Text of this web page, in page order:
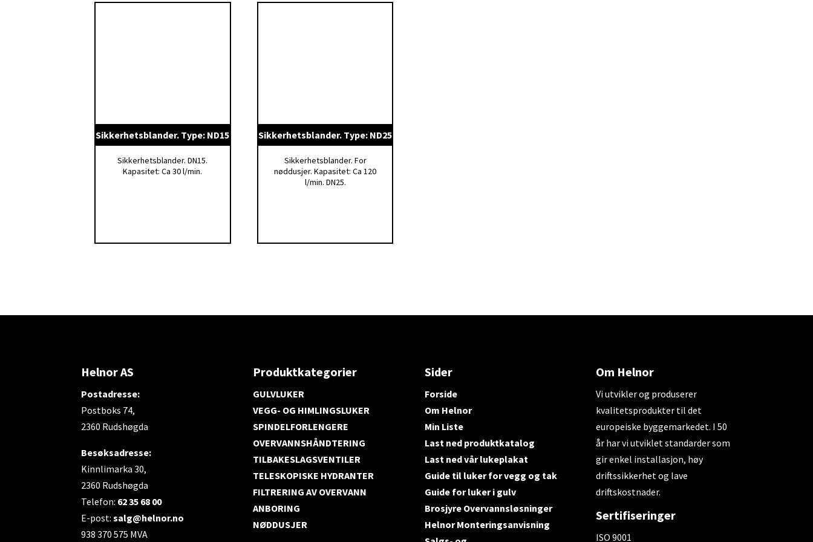
Sikkerhetsblander. Type: ND15
Sikkerhetsblander. DN15.
Kapasitet: Ca 30 l/min.
Sikkerhetsblander. Type: ND25
Sikkerhetsblander. For
nøddusjer. Kapasitet: Ca 120
l/min. DN25.
Helnor AS
Postadresse:
Postboks 74,
2360 Rudshøgda
Besøksadresse:
Kinnlimarka 30,
2360 Rudshøgda
Telefon: 62 35 68 00
E-post:salg@helnor.no
938 370 575 MVA
Produktkategorier
GULVLUKER
VEGG- OG HIMLINGSLUKER
SPINDELFORLENGERE
OVERVANNSHÅNDTERING
TILBAKESLAGSVENTILER
TELESKOPISKE HYDRANTER
FILTRERING AV OVERVANN
ANBORING
NØDDUSJER
Sider
Forside
Om Helnor
Min Liste
Last ned produktkatalog
Last ned vår lukeplakat
Guide til luker for vegg og tak
Guide for luker i gulv
Brosjyre Overvannsløsninger
Helnor Monteringsanvisning
Om Helnor
Vi utvikler og produserer
kvalitetsprodukter til det
europeiske byggemarkedet. I 50
år har vi utviklet standarder som
gir enkel installasjon, høy
driftssikkerhet og lave
driftskostnader.
Sertifiseringer
ISO 9001